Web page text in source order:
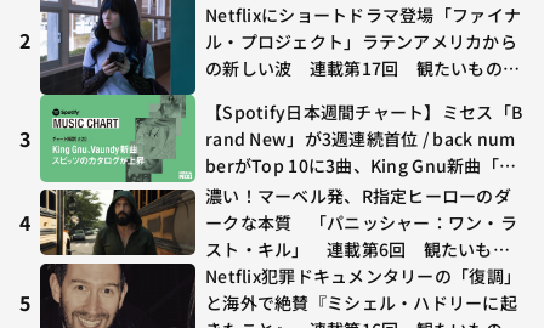
2
Netflixにショートドラマ登場「ファイナ
ル・プロジェクト」ラテンアメリカから
の新しい波 連載第17回 観たいものが
3
【Spotify日本週間チャート】ミセス「B
rand New」が3週連続首位 / back num
berがTop 10に3曲、King Gnu新曲「G
O GHOST」が初登場〜集計期間：2026
年7/24〜7/30
4
濃い！マーベル発、R指定ヒーローのダ
ークな本質 「パニッシャー：ワン・ラ
スト・キル」 連載第6回 観たいもの
が多すぎる～稲垣貴俊の配信時評
5
Netflix犯罪ドキュメンタリーの「復調」
と海外で絶賛『ミシェル・ハドリーに起